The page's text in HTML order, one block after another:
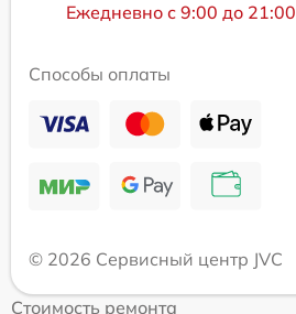
Ежедневно с 9:00 до 21:00
Способы оплаты
© 2026 Сервисный центр JVC
Стоимость ремонта